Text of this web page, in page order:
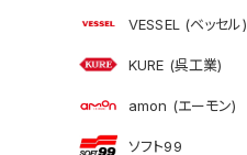
VESSEL (ベッセル)
KURE (呉工業)
amon (エーモン)
ソフト99